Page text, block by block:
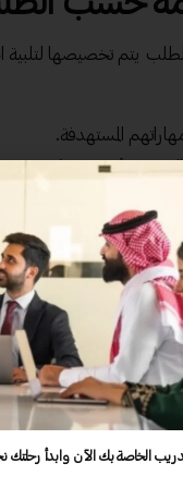
يتم تخصيصها لتلبية
المستهدفة.
أو هجيني).
أو المنظمة.
والمصمم في تطوير
الدورة.
المتدربين.
المستوى المهاري
استراتيجيات البيع
الخاصة بك الآن وابدأ رحلتك